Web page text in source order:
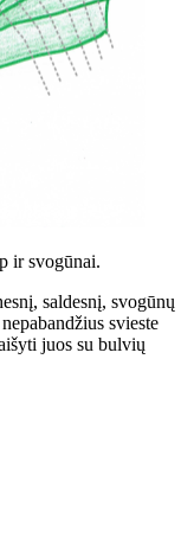
ir svogūnai.
saldesnį, svogūnų
svieste
juos su bulvių